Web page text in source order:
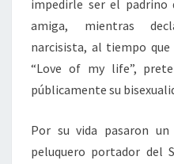
impedirle ser el padrino
amiga, mientras
narcisista, al tiempo que
“Love of my life”,
públicamente su
Por su vida pasaron
peluquero portador del